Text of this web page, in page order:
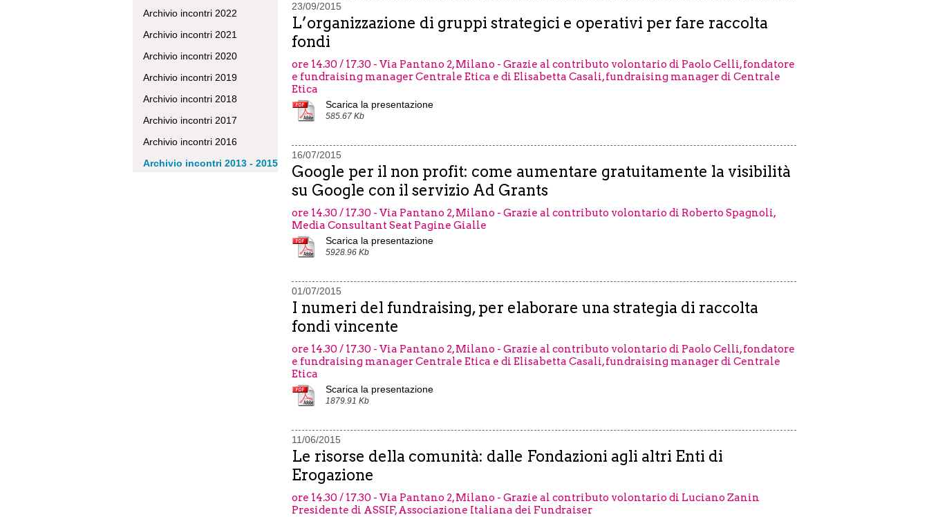
Archivio incontri 2022
Archivio incontri 2021
Archivio incontri 2020
Archivio incontri 2019
Archivio incontri 2018
Archivio incontri 2017
Archivio incontri 2016
Archivio incontri 2013 - 2015
23/09/2015
L’organizzazione di gruppi strategici e operativi per fare raccolta
fondi
ore 14.30 / 17.30 - Via Pantano 2, Milano - Grazie al contributo volontario di Paolo Celli, fondatore
e fundraising manager Centrale Etica e di Elisabetta Casali, fundraising manager di Centrale
Etica
Scarica la presentazione
585.67 Kb
16/07/2015
Google per il non profit: come aumentare gratuitamente la visibilità
su Google con il servizio Ad Grants
ore 14.30 / 17.30 - Via Pantano 2, Milano - Grazie al contributo volontario di Roberto Spagnoli,
Media Consultant Seat Pagine Gialle
Scarica la presentazione
5928.96 Kb
01/07/2015
I numeri del fundraising, per elaborare una strategia di raccolta
fondi vincente
ore 14.30 / 17.30 - Via Pantano 2, Milano - Grazie al contributo volontario di Paolo Celli, fondatore
e fundraising manager Centrale Etica e di Elisabetta Casali, fundraising manager di Centrale
Etica
Scarica la presentazione
1879.91 Kb
11/06/2015
Le risorse della comunità: dalle Fondazioni agli altri Enti di
Erogazione
ore 14.30 / 17.30 - Via Pantano 2, Milano - Grazie al contributo volontario di Luciano Zanin
Presidente di ASSIF, Associazione Italiana dei Fundraiser